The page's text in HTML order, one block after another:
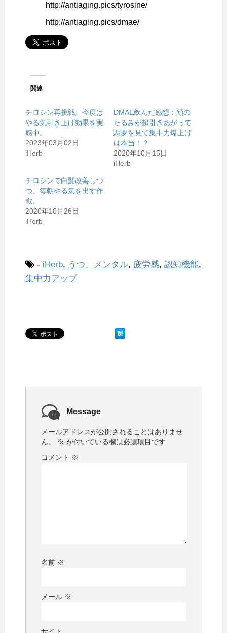
http://antiaging.pics/tyrosine/
http://antiaging.pics/dmae/
関連
チロシン再挑戦。今度は
やる気引き上げ効果を実
感中。
2023年03月02日
iHerb
DMAE飲んだ感想：顔の
たるみが超引きあがって
悪夢を見て集中力爆上げ
は本当！？
2020年10月15日
iHerb
チロシンで白髪改善しつ
つ、毎朝やる気を出す作
戦。
2020年10月26日
iHerb
- iHerb, うつ、メンタル, 疲労感, 認知機能,
集中力アップ
Message
メールアドレスが公開されることはありませ
ん。
※ が付いている欄は必須項目です
コメント ※
名前 ※
メール ※